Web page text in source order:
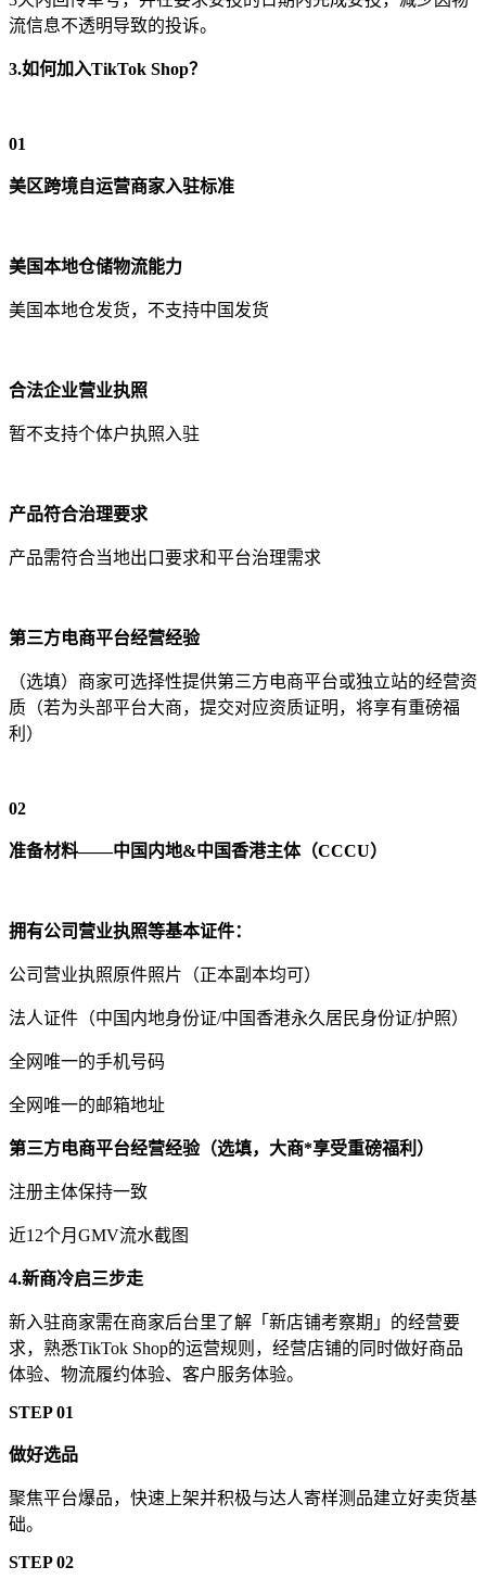
流信息不透明导致的投诉。
3.如何加入TikTok Shop？
01
美区跨境自运营商家入驻标准
美国本地仓储物流能力
美国本地仓发货，不支持中国发货
合法企业营业执照
暂不支持个体户执照入驻
产品符合治理要求
产品需符合当地出口要求和平台治理需求
第三方电商平台经营经验
（选填）商家可选择性提供第三方电商平台或独立站的经营资
质（若为头部平台大商，提交对应资质证明，将享有重磅福
利）
02
准备材料——中国内地&中国香港主体（CCCU）
拥有公司营业执照等基本证件：
公司营业执照原件照片（正本副本均可）
法人证件（中国内地身份证/中国香港永久居民身份证/护照）
全网唯一的手机号码
全网唯一的邮箱地址
第三方电商平台经营经验（选填，大商*享受重磅福利）
注册主体保持一致
近12个月GMV流水截图
4.新商冷启三步走
新入驻商家需在商家后台里了解「新店铺考察期」的经营要
求，熟悉TikTok Shop的运营规则，经营店铺的同时做好商品
体验、物流履约体验、客户服务体验。
STEP 01
做好选品
聚焦平台爆品，快速上架并积极与达人寄样测品建立好卖货基
础。
STEP 02